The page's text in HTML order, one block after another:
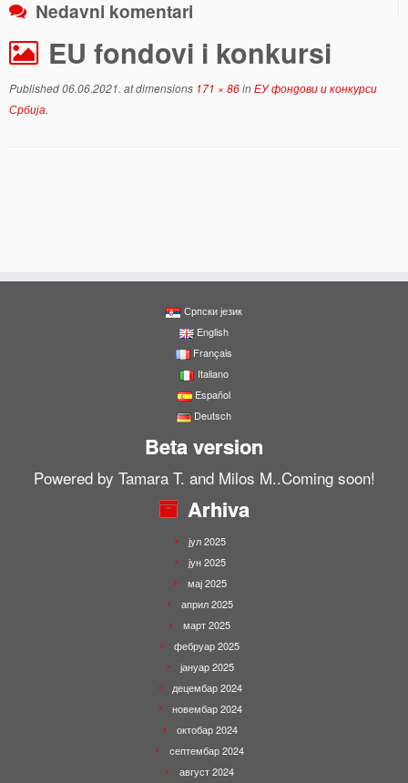
Nedavni komentari
EU fondovi i konkursi
Published06.06.2021. at dimensions 171 × 86inЕУ фондови и конкурси
Србија.
Српски језик
English
Français
Italiano
Español
Deutsch
Beta version
Powered by Tamara T. and Milos M..Coming soon!
Arhiva
јул 2025
јун 2025
мај 2025
април 2025
март 2025
фебруар 2025
јануар 2025
децембар 2024
новембар 2024
октобар 2024
септембар 2024
август 2024